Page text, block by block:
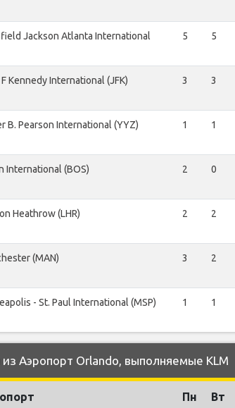
Jackson Atlanta International
5 5
Kennedy International (JFK) 3 3
B. Pearson International (YYZ) 1 1
International (BOS) 2 0
Heathrow (LHR) 2 2
(MAN) 3 2
- St. Paul International (MSP) 1 1
Аэропорт Orlando, выполняемые KLM
Пн Вт